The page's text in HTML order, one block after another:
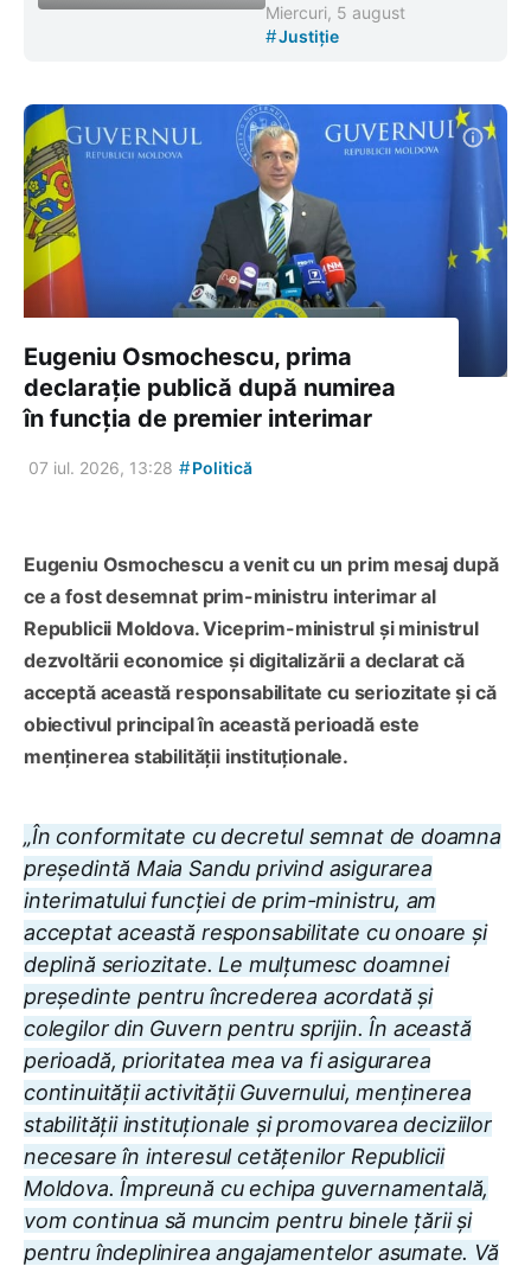
Miercuri, 5 august
#Justiție
Eugeniu Osmochescu, prima
declarație publică după numirea
în funcția de premier interimar
07 iul. 2026, 13:28 #Politică
Eugeniu Osmochescu a venit cu un prim mesaj după
ce a fost desemnat prim-ministru interimar al
Republicii Moldova. Viceprim-ministrul și ministrul
dezvoltării economice și digitalizării a declarat că
acceptă această responsabilitate cu seriozitate și că
obiectivul principal în această perioadă este
menținerea stabilității instituționale.
„În conformitate cu decretul semnat de doamna
președintă Maia Sandu privind asigurarea
interimatului funcției de prim-ministru, am
acceptat această responsabilitate cu onoare și
deplină seriozitate. Le mulțumesc doamnei
președinte pentru încrederea acordată și
colegilor din Guvern pentru sprijin. În această
perioadă, prioritatea mea va fi asigurarea
continuității activității Guvernului, menținerea
stabilității instituționale și promovarea deciziilor
necesare în interesul cetățenilor Republicii
Moldova. Împreună cu echipa guvernamentală,
vom continua să muncim pentru binele țării și
pentru îndeplinirea angajamentelor asumate. Vă